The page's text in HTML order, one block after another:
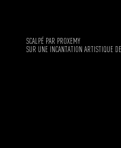
SCALPÉ PAR PROXEMY
SUR UNE INCANTATION ARTISTIQUE